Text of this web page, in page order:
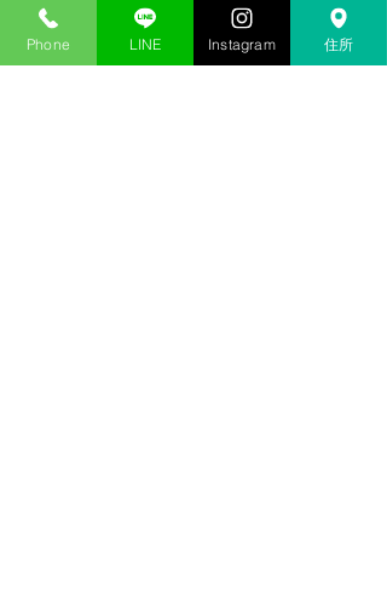
店頭買取はこちら
出張買取について
Phone LINE Instagram 住所